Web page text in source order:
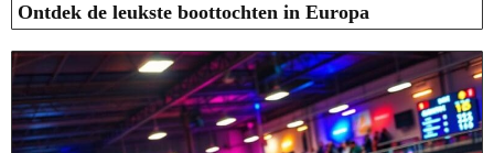
Ontdek de leukste boottochten in Europa